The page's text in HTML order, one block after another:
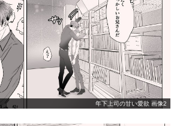
年下上司の甘い愛欲 画像2